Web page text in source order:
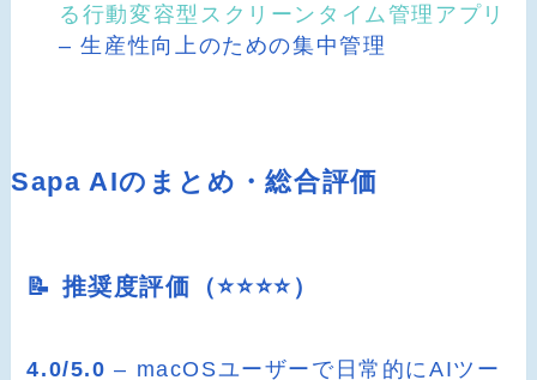
る行動変容型スクリーンタイム管理アプリ
– 生産性向上のための集中管理
Sapa AIのまとめ・総合評価
📝 推奨度評価（⭐️⭐️⭐️⭐️）
4.0/5.0 – macOSユーザーで日常的にAIツー